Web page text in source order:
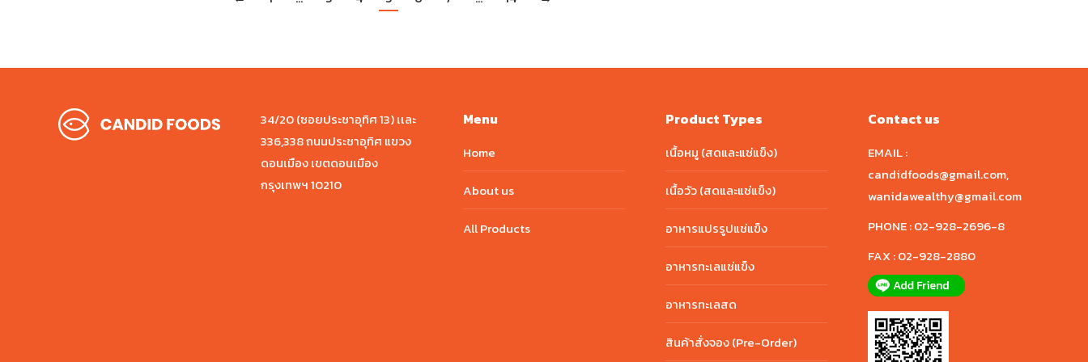
34/20 (ซอยประชาอุทิศ 13) เเละ
336,338 ถนนประชาอุทิศ แขวง
ดอนเมือง เขตดอนเมือง
กรุงเทพฯ 10210
Menu
Home
About us
All Products
Product Types
เนื้อหมู (สดและแช่แข็ง)
เนื้อวัว (สดและแช่แข็ง)
อาหารแปรรูปแช่แข็ง
อาหารทะเลแช่แข็ง
อาหารทะเลสด
สินค้าสั่งจอง (Pre-Order)
Contact us
EMAIL :
candidfoods@gmail.com,
wanidawealthy@gmail.com
PHONE :02-928-2696-8
FAX :02-928-2880